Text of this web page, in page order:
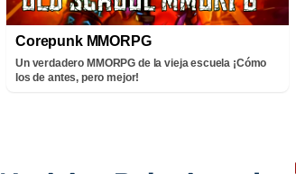
Corepunk MMORPG
Un verdadero MMORPG de la vieja escuela ¡Cómo
los de antes, pero mejor!